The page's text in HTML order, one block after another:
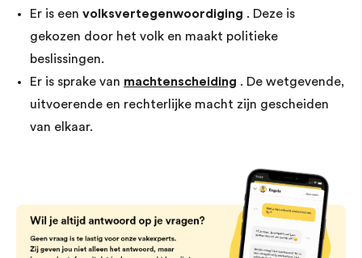
Er is een volksvertegenwoordiging . Deze is
gekozen door het volk en maakt politieke
beslissingen.
Er is sprake van machtenscheiding . De wetgevende,
uitvoerende en rechterlijke macht zijn gescheiden
van elkaar.